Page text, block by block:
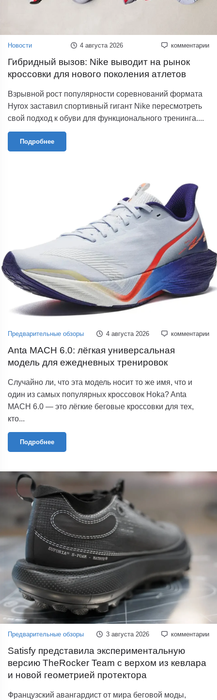
Новости 4 августа 2026 комментарии
Гибридный вызов: Nike выводит на рынок
кроссовки для нового поколения атлетов
Взрывной рост популярности соревнований формата
Hyrox заставил спортивный гигант Nike пересмотреть
свой подход к обуви для функционального тренинга....
Подробнее
Предварительные обзоры 4 августа 2026 комментарии
Anta MACH 6.0: лёгкая универсальная
модель для ежедневных тренировок
Случайно ли, что эта модель носит то же имя, что и
один из самых популярных кроссовок Hoka? Anta
MACH 6.0 — это лёгкие беговые кроссовки для тех,
кто...
Подробнее
Предварительные обзоры 3 августа 2026 комментарии
Satisfy представила экспериментальную
версию TheRocker Team с верхом из кевлара
и новой геометрией протектора
Французский авангардист от мира беговой моды,